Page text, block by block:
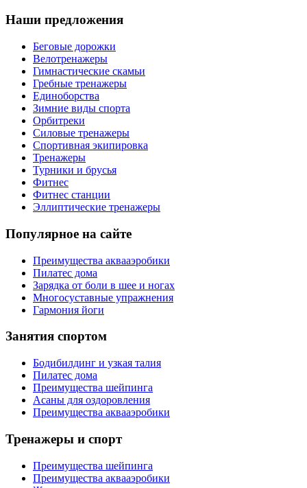
Наши предложения
Беговые дорожки
Велотренажеры
Гимнастические скамьи
Гребные тренажеры
Единоборства
Зимние виды спорта
Орбитреки
Силовые тренажеры
Спортивная экипировка
Тренажеры
Турники и брусья
Фитнес
Фитнес станции
Эллиптические тренажеры
Популярное на сайте
Преимущества аквааэробики
Пилатес дома
Зарядка от боли в шее и ногах
Многосуставные упражнения
Гармония йоги
Занятия спортом
Бодибилдинг и узкая талия
Пилатес дома
Преимущества шейпинга
Асаны для оздоровления
Преимущества аквааэробики
Тренажеры и спорт
Преимущества шейпинга
Преимущества аквааэробики